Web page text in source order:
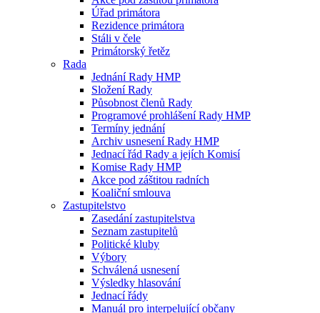
Úřad primátora
Rezidence primátora
Stáli v čele
Primátorský řetěz
Rada
Jednání Rady HMP
Složení Rady
Působnost členů Rady
Programové prohlášení Rady HMP
Termíny jednání
Archiv usnesení Rady HMP
Jednací řád Rady a jejích Komisí
Komise Rady HMP
Akce pod záštitou radních
Koaliční smlouva
Zastupitelstvo
Zasedání zastupitelstva
Seznam zastupitelů
Politické kluby
Výbory
Schválená usnesení
Výsledky hlasování
Jednací řády
Manuál pro interpelující občany